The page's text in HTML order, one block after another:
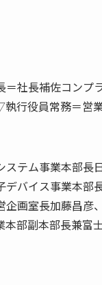
社長補佐コンプ
行役員常務＝営
テム事業本部長
バイス事業本部
画室長加藤昌彦
部副本部長兼富